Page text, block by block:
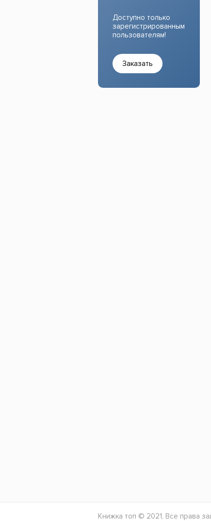
Доступно только
зарегистрированным
пользователям!
Заказать
Книжка топ © 2021, Все права